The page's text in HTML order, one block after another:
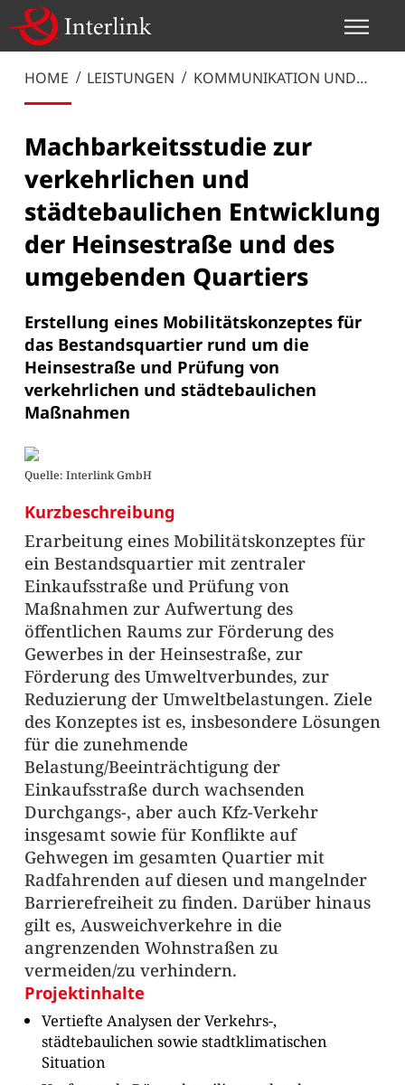
HOME LEISTUNGEN
KOMMUNIKATION UND
Machbarkeitsstudie zur
verkehrlichen und
städtebaulichen Entwicklung
der Heinsestraße und des
umgebenden Quartiers
Erstellung eines Mobilitätskonzeptes für
das Bestandsquartier rund um die
Heinsestraße und Prüfung von
verkehrlichen und städtebaulichen
Maßnahmen
Quelle: Interlink GmbH
Kurzbeschreibung
Erarbeitung eines Mobilitätskonzeptes für
ein Bestandsquartier mit zentraler
Einkaufsstraße und Prüfung von
Maßnahmen zur Aufwertung des
öffentlichen Raums zur Förderung des
Gewerbes in der Heinsestraße, zur
Förderung des Umweltverbundes, zur
Reduzierung der Umweltbelastungen. Ziele
des Konzeptes ist es, insbesondere Lösungen
für die zunehmende
Belastung/Beeinträchtigung der
Einkaufsstraße durch wachsenden
Durchgangs-, aber auch Kfz-Verkehr
insgesamt sowie für Konflikte auf
Gehwegen im gesamten Quartier mit
Radfahrenden auf diesen und mangelnder
Barrierefreiheit zu finden. Darüber hinaus
gilt es, Ausweichverkehre in die
angrenzenden Wohnstraßen zu
vermeiden/zu verhindern.
Projektinhalte
Vertiefte Analysen der Verkehrs-,
städtebaulichen sowie stadtklimatischen
Situation